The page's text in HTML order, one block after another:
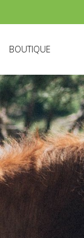
BOUTIQUE